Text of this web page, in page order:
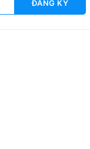
ĐĂNG KÝ